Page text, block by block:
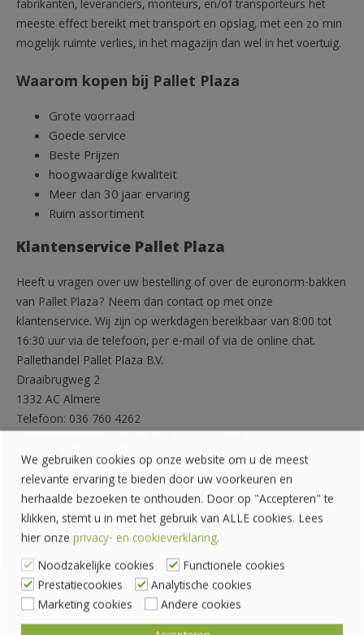
fabrikanten, leveranciers, monteurs, en/of transporteurs het
meeste effect bereikt met transport en opslag, met een zo min
mogelijk ruimte verlies, in het magazijn dan wel in het voertuig.
Waarom kopen bij Pallet Plaza
Grote voorraad
Goede service
Beste Prijzen
hoogwaardige kwaliteit
Meer dan 30 jaar ervaring
Ruim assortiment
Klantenservice Pallet Plaza
Heeft u vragen over uw bestelling of over de euronorm-bakken
van Pallet Plaza? Neem dan contact op met onze
klantenservice. Wij zijn op werkdagen bereikbaar van 8:00 tot
16:30 uur via de telefoon, per e-mail of via de online chat.
Pallethandel Pallet Plaza B.V.
Draaibrugweg 2
1332 AC Almere
Telefoon: 036 760 4262
KvK-nummer: 62559060
We gebruiken cookies op onze website om u de meest
relevante ervaring te bieden door uw voorkeuren en
herhaalde bezoeken te onthouden. Door op "Accepteren" te
klikken, stemt u in met het gebruik van ALLE cookies. Lees
hier onze privacy- en cookieverklaring.
Noodzakelijke cookies
Functionele cookies
Prestatiecookies
Analytische cookies
Marketing cookies
Andere cookies